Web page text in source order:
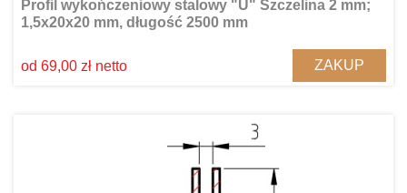
Profil wykończeniowy stalowy "U" Szczelina 2 mm;
1,5x20x20 mm, długość 2500 mm
od 69,00 zł netto ZAKUP